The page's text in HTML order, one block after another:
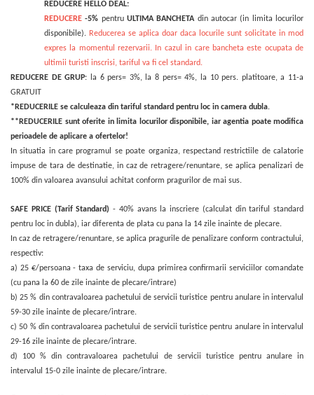
REDUCERE HELLO DEAL:
REDUCERE -5% pentruULTIMA BANCHETA din autocar (in limita locurilor
disponibile). Reducerea se aplica doar daca locurile sunt solicitate in mod
expres la momentul rezervarii. In cazul in care bancheta este ocupata de
ultimii turisti inscrisi, tariful va fi cel standard.
REDUCERE DE GRUP: la 6 pers= 3%, la 8 pers= 4%, la 10 pers. platitoare, a 11-a
GRATUIT
*REDUCERILE se calculeaza din tariful standard pentru loc in camera dubla.
**REDUCERILE sunt oferite in limita locurilor disponibile, iar agentia poate modifica
perioadele de aplicare a ofertelor!
In situatia in care programul se poate organiza, respectand restrictiile de calatorie
impuse de tara de destinatie, in caz de retragere/renuntare, se aplica penalizari de
100% din valoarea avansului achitat conform pragurilor de mai sus.
SAFE PRICE (Tarif Standard) - 40% avans la inscriere (calculat din tariful standard
pentru loc in dubla), iar diferenta de plata cu pana la 14 zile inainte de plecare.
In caz de retragere/renuntare, se aplica pragurile de penalizare conform contractului,
respectiv:
a) 25 €/persoana - taxa de serviciu, dupa primirea confirmarii serviciilor comandate
(cu pana la 60 de zile inainte de plecare/intrare)
b) 25 % din contravaloarea pachetului de servicii turistice pentru anulare in intervalul
59-30 zile inainte de plecare/intrare.
c) 50 % din contravaloarea pachetului de servicii turistice pentru anulare in intervalul
29-16 zile inainte de plecare/intrare.
d) 100 % din contravaloarea pachetului de servicii turistice pentru anulare in
intervalul 15-0 zile inainte de plecare/intrare.